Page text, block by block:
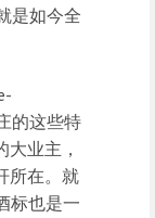
是如今全
的这些特
业主，
所在。就
标也是一